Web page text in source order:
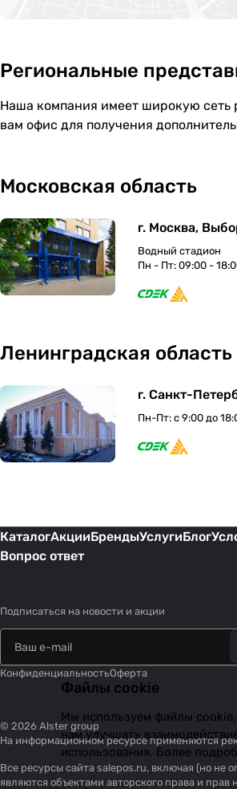
Региональные
Наша компания имеет широкую сеть
вам офис для получения
Московская область
г. Москва,
Водный стадион
Пн - Пт: 09:00 -
Ленинградская область
г. Санкт-
Пн-Пт: с 9:00 до
КаталогАкцииБрендыУслугиБлог
Вопрос ответ
Подписаться на новости и акции
КонфиденциальностьОферта
© 2026 Alster group
На информационном ресурсе применяются
Все ресурсы сайта salepos.ru, включая (но не
являются объектами авторского права и
Файлы cookie
Мы используем файлы
нам улучшать
использования. Более